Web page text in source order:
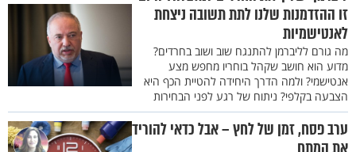
זו ההזדמנות שלנו לתת תשובה ניצחת
לאנטישמיות
מה גורם לליברמן להתנגח שוב ושוב בחרדים?
מדוע הוא חושב שקהל בוחריו מחפש מצע
אנטישמי? ולמה הדרך היחידה להטיית הכף היא
הצבעה בקלפי? ניתוח של רגע לפני הבחירות
ערב פסח, זמן של לחץ – אבל כדאי להוריד